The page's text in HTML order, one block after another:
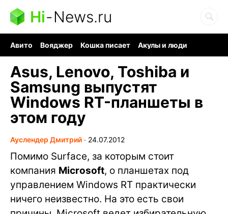
Hi-News.ru
Авито Вояджер Кошка писает
Акулы и люди
Asus, Lenovo, Toshiba и
Samsung выпустят
Windows RT-планшеты в
этом году
Ауслендер Дмитрий ∙ 24.07.2012
Помимо Surface, за которым стоит
компания Microsoft, о планшетах под
управлением Windows RТ практически
ничего неизвестно. На это есть свои